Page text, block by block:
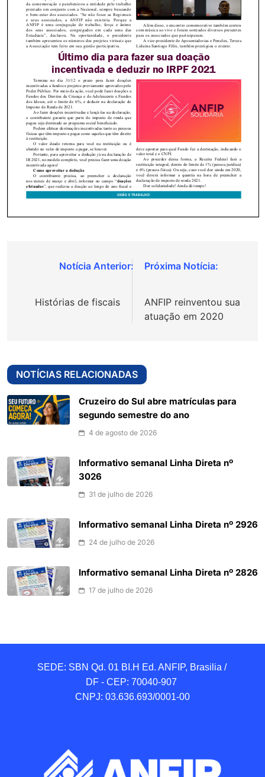
Navegação
Post
Histórias de fiscais
ANFIP reinventou sua
atuação em 2020
NOTÍCIAS RELACIONADAS
Cruzeiro do Sul abre matrículas para
segundo semestre do ano
4 de agosto de 2026
Informativo semanal Linha Direta nº
3026
31 de julho de 2026
Informativo semanal Linha Direta nº 2926
24 de julho de 2026
Informativo semanal Linha Direta nº 2826
17 de julho de 2026
SEDE: SBN Qd. 01 BI.H Ed. ANFIP, Brasilia /
DF - CEP: 70040-907
CNPJ: 03.636.693/0001-00